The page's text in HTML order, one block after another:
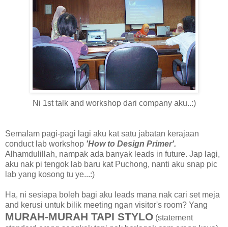
Ni 1st talk and workshop dari company aku..:)
Semalam pagi-pagi lagi aku kat satu jabatan kerajaan
conduct lab workshop 'How to Design Primer'.
Alhamdulillah, nampak ada banyak leads in future. Jap lagi,
aku nak pi tengok lab baru kat Puchong, nanti aku snap pic
lab yang kosong tu ye...:)
Ha, ni sesiapa boleh bagi aku leads mana nak cari set meja
and kerusi untuk bilik meeting ngan visitor's room? Yang
MURAH-MURAH TAPI STYLO (statement